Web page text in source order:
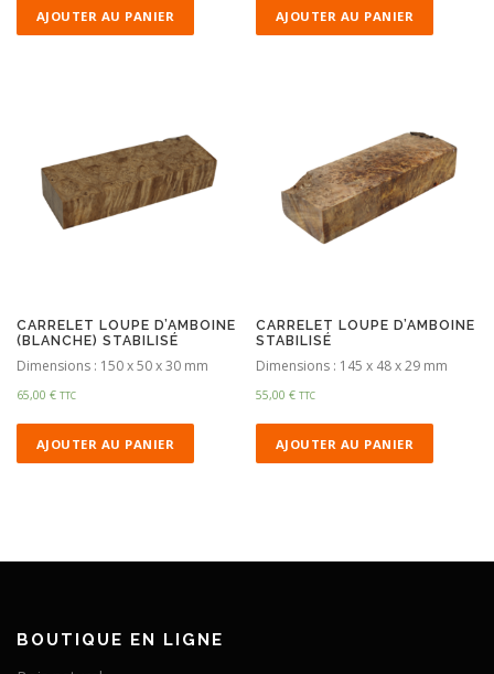
AJOUTER AU PANIER AJOUTER AU PANIER
CARRELET LOUPE D’AMBOINE
(BLANCHE) STABILISÉ
Dimensions : 150 x 50 x 30 mm
65,00 € TTC
AJOUTER AU PANIER
CARRELET LOUPE D’AMBOINE
STABILISÉ
Dimensions : 145 x 48 x 29 mm
55,00€ TTC
AJOUTER AU PANIER
BOUTIQUE EN LIGNE